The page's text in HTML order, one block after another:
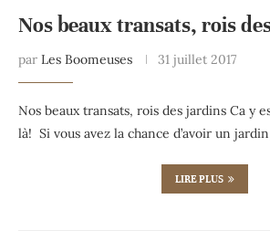
Nos beaux transats, rois
par Les Boomeuses 31 juillet 2017
Nos beaux transats, rois des jardins Ca y
là! Si vous avez la chance d’avoir un
LIRE PLUS